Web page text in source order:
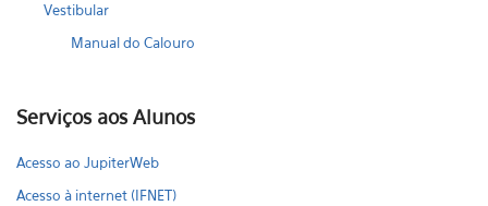
Vestibular
Manual do Calouro
Serviços aos Alunos
Acesso ao JupiterWeb
Acesso à internet (IFNET)